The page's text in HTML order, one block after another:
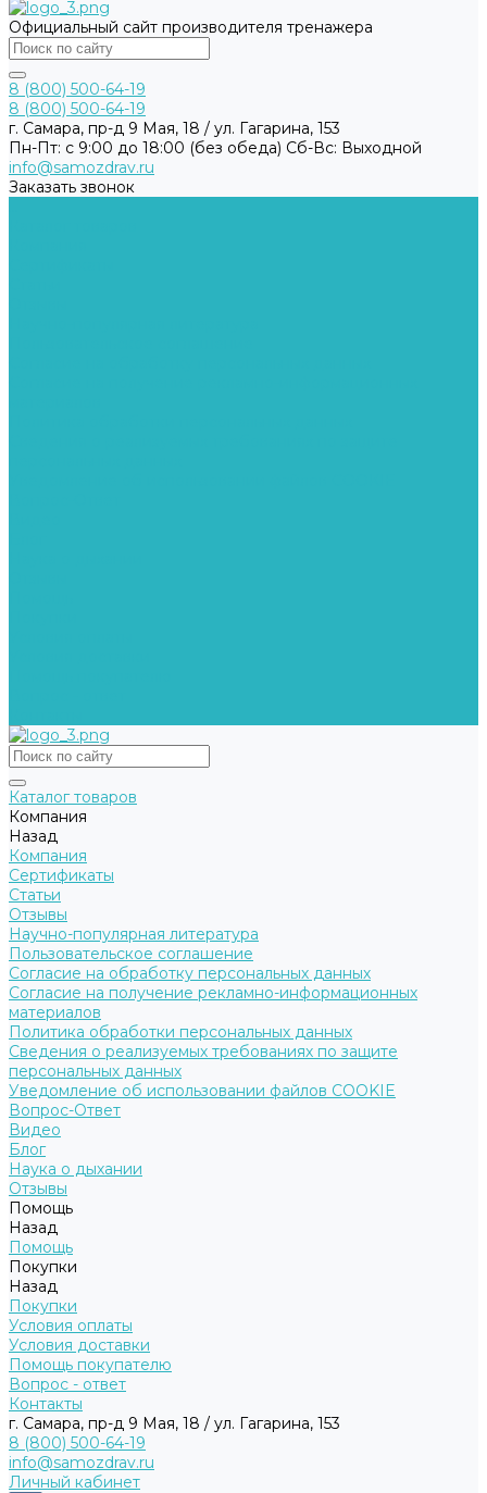
Официальный сайт производителя тренажера
8 (800) 500-64-19
8 (800) 500-64-19
г. Самара, пр-д 9 Мая, 18 / ул. Гагарина, 153
Пн-Пт: с 9:00 до 18:00 (без обеда) Cб-Вс: Выходной
info@samozdrav.ru
Заказать звонок
Каталог товаров
Компания
Назад
Компания
Сертификаты
Статьи
Отзывы
Научно-популярная литература
Пользовательское соглашение
Согласие на обработку персональных данных
Согласие на получение рекламно-информационных
материалов
Политика обработки персональных данных
Сведения о реализуемых требованиях по защите
персональных данных
Уведомление об использовании файлов COOKIE
Вопрос-Ответ
Видео
Блог
Наука о дыхании
Отзывы
Помощь
Назад
Помощь
Покупки
Назад
Покупки
Условия оплаты
Условия доставки
Помощь покупателю
Вопрос - ответ
Контакты
г. Самара, пр-д 9 Мая, 18 / ул. Гагарина, 153
8 (800) 500-64-19
info@samozdrav.ru
Личный кабинет